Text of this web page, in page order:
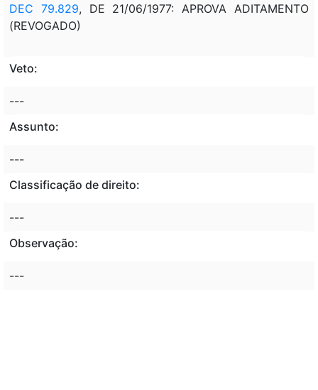
DEC 79.829, DE 21/06/1977: APROVA ADITAMENTO
(REVOGADO)
Veto:
---
Assunto:
---
Classificação de direito:
---
Observação:
---